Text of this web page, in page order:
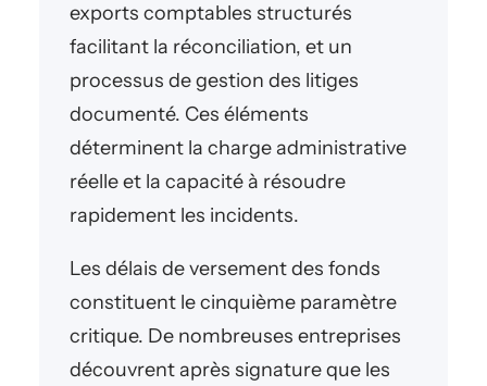
exports comptables structurés
facilitant la réconciliation, et un
processus de gestion des litiges
documenté. Ces éléments
déterminent la charge administrative
réelle et la capacité à résoudre
rapidement les incidents.
Les délais de versement des fonds
constituent le cinquième paramètre
critique. De nombreuses entreprises
découvrent après signature que les